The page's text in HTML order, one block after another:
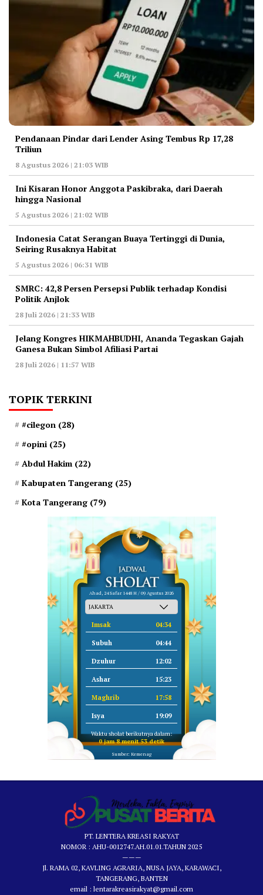
Pendanaan Pindar dari Lender Asing Tembus Rp 17,28
Triliun
8 Agustus 2026 | 21:03 WIB
Ini Kisaran Honor Anggota Paskibraka, dari Daerah
hingga Nasional
5 Agustus 2026 | 21:02 WIB
Indonesia Catat Serangan Buaya Tertinggi di Dunia,
Seiring Rusaknya Habitat
5 Agustus 2026 | 06:31 WIB
‎SMRC: 42,8 Persen Persepsi Publik terhadap Kondisi
Politik Anjlok
28 Juli 2026 | 21:33 WIB
‎Jelang Kongres HIKMAHBUDHI, Ananda Tegaskan Gajah
Ganesa Bukan Simbol Afiliasi Partai
28 Juli 2026 | 11:57 WIB
TOPIK TERKINI
#cilegon (28)
#opini (25)
Abdul Hakim (22)
Kabupaten Tangerang (25)
Kota Tangerang (79)
Ahad, 24 Safar 1448 H / 09 Agustus 2026
Imsak 04:34
Subuh 04:44
Dzuhur 12:02
Ashar 15:23
Maghrib 17:58
Isya 19:09
Waktu sholat berikutnya dalam:
0 jam 8 menit 53 detik
Sumber: Kemenag
PT. LENTERA KREASI RAKYAT
NOMOR : AHU-0012747.AH.01.01.TAHUN 2025
———
Jl. RAMA 02, KAVLING AGRARIA, NUSA JAYA, KARAWACI,
TANGERANG, BANTEN
email : lentarakreasirakyat@gmail.com